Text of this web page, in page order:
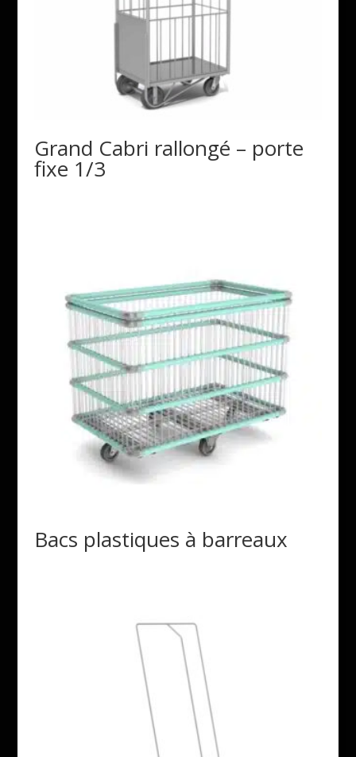
Grand Cabri rallongé – porte
fixe 1/3
Bacs plastiques à barreaux